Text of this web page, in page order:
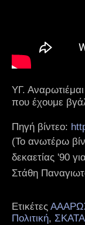
ΥΓ.
που έχουμε
Πηγή βίντεο:
(Το ανωτέρω
δεκαετίας '90
Στάθη
Ετικέτες
Πολιτική,